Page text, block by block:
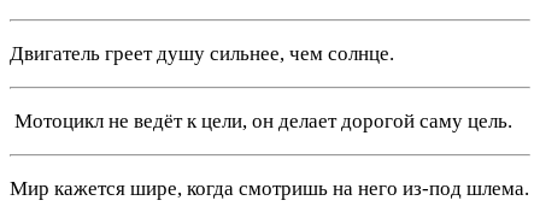
Двигатель греет душу сильнее, чем солнце.
️ Мотоцикл не ведёт к цели, он делает дорогой саму цель.
Мир кажется шире, когда смотришь на него из-под шлема.